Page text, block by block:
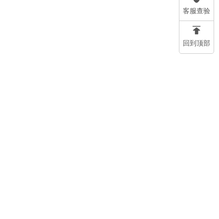
客服查验
回到顶部